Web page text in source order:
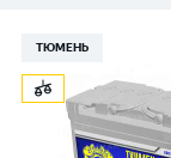
ТЮМЕНЬ